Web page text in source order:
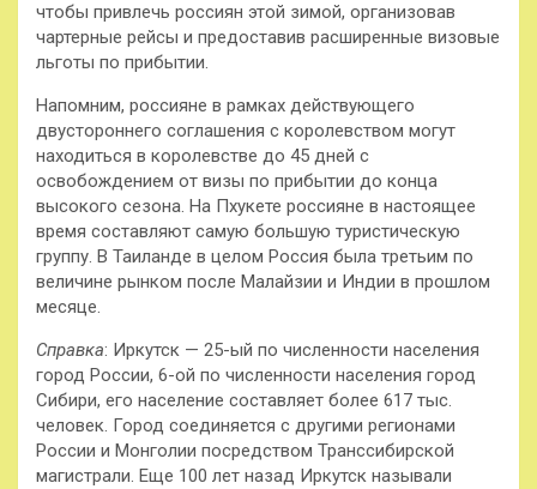
чтобы привлечь россиян этой зимой, организовав
чартерные рейсы и предоставив расширенные визовые
льготы по прибытии.
Напомним, россияне в рамках действующего
двустороннего соглашения с королевством могут
находиться в королевстве до 45 дней с
освобождением от визы по прибытии до конца
высокого сезона. На Пхукете россияне в настоящее
время составляют самую большую туристическую
группу. В Таиланде в целом Россия была третьим по
величине рынком после Малайзии и Индии в прошлом
месяце.
Справка: Иркутск — 25-ый по численности населения
город России, 6-ой по численности населения город
Сибири, его население составляет более 617 тыс.
человек. Город соединяется с другими регионами
России и Монголии посредством Транссибирской
магистрали. Еще 100 лет назад Иркутск называли